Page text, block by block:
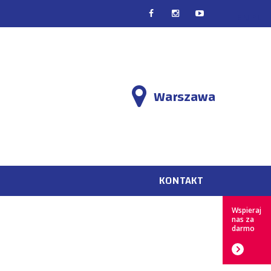
Warszawa
KONTAKT
Wspieraj
nas za
darmo